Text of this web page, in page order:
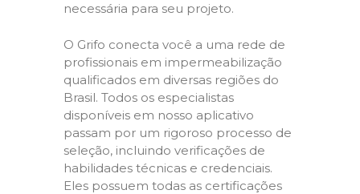
necessária para seu projeto.
O Grifo conecta você a uma rede de
profissionais em impermeabilização
qualificados em diversas regiões do
Brasil. Todos os especialistas
disponíveis em nosso aplicativo
passam por um rigoroso processo de
seleção, incluindo verificações de
habilidades técnicas e credenciais.
Eles possuem todas as certificações